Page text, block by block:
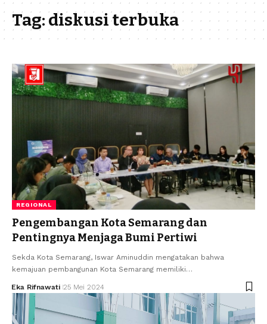
Tag:diskusi terbuka
REGIONAL
Pengembangan Kota Semarang dan
Pentingnya Menjaga Bumi Pertiwi
Sekda Kota Semarang, Iswar Aminuddin mengatakan bahwa
kemajuan pembangunan Kota Semarang memiliki…
Eka Rifnawati 25 Mei 2024